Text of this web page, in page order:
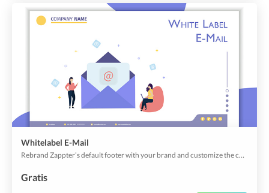
Whitelabel E-Mail
Rebrand Zappter’s default footer with your brand and customize the content that best speaks about your business.
Gratis